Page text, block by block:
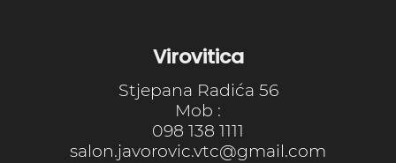
Virovitica
Stjepana Radića 56
Mob :
098 138 1111
salon.javorovic.vtc@gmail.com